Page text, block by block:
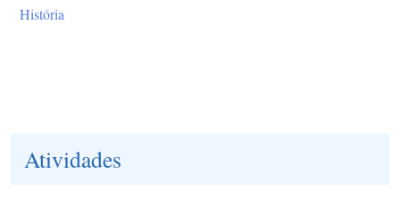
História
Atividades